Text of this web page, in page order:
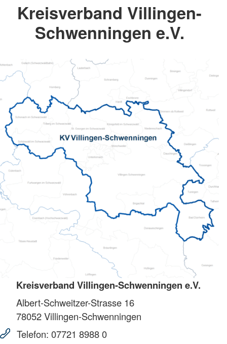
Kreisverband Villingen-
Schwenningen e.V.
Kreisverband Villingen-Schwenningen e.V.
Albert-Schweitzer-Strasse 16
78052Villingen-Schwenningen
Telefon: 07721 8988 0